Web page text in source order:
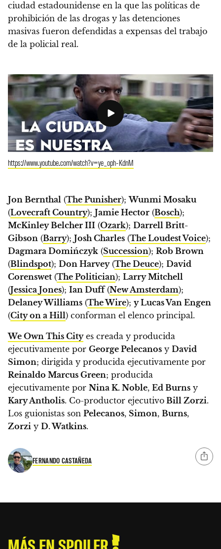
ciudad estadounidense en la que las políticas de
prohibición de las drogas y las detenciones
masivas fueron defendidas a expensas del trabajo
de la policial real.
https://www.youtube.com/watch?v=ye_oph-KdnM
Jon Bernthal (The Punisher);Wunmi Mosaku
(Lovecraft Country); Jamie Hector (Bosch);
McKinley Belcher III (Ozark); Darrell Britt-
Gibson (Barry); Josh Charles (The Loudest Voice);
Dagmara Domińczyk (Succession); Rob Brown
(Blindspot); Don Harvey(The Deuce); David
Corenswet (The Politician); Larry Mitchell
(Jessica Jones); Ian Duff(New Amsterdam);
Delaney Williams (The Wire); y Lucas Van Engen
(City on a Hill) conforman el elenco principal.
We Own This Cityes creada y producida
ejecutivamente por George Pelecanos y David
Simon; dirigida y producida ejecutivamente por
Reinaldo Marcus Green; producida
ejecutivamente por Nina K. Noble, Ed Burns y
Kary Antholis. Co-productor ejecutivo Bill Zorzi.
Los guionistas son Pelecanos, Simon, Burns,
Zorzi y D. Watkins.
FERNANDO CASTAÑEDA